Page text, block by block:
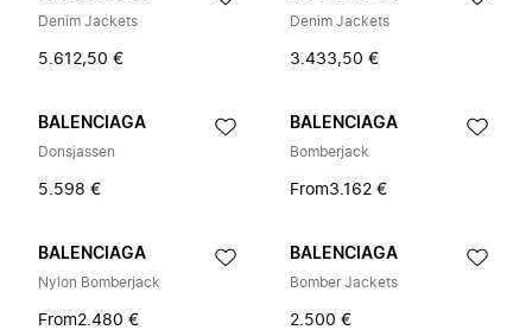
Denim Jackets
5.612,50 €
Denim Jackets
3.433,50 €
BALENCIAGA
Donsjassen
5.598 €
BALENCIAGA
Bomberjack
From3.162 €
BALENCIAGA
Nylon Bomberjack
From2.480 €
BALENCIAGA
Bomber Jackets
2.500 €